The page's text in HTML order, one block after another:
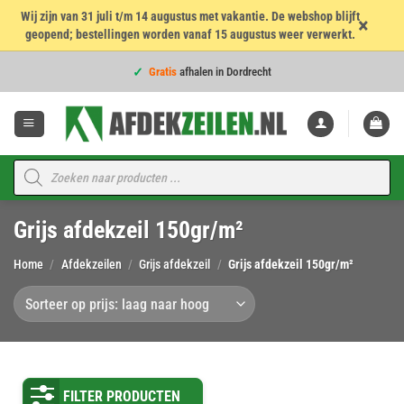
Wij zijn van 31 juli t/m 14 augustus met vakantie. De webshop blijft
geopend; bestellingen worden vanaf 15 augustus weer verwerkt. ×
Voor16:00besteld = dezelfde werkdag verzonden!
Gratis afhalen in Dordrecht
Voor
4,7 ★★★★★ op 960 beoordelingen
Voor16:00besteld = dezelfde werkdag verzonden!
Topkwaliteit voor debeste prijs
Voor16:00 besteld = dezelfde werkdag verzonden!
Producten
zoeken
Grijs afdekzeil 150gr/m²
Home / Afdekzeilen / Grijs afdekzeil / Grijs afdekzeil 150gr/m²
FILTER PRODUCTEN